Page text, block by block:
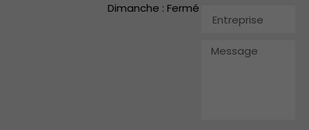
Dimanche : Fermé
Message